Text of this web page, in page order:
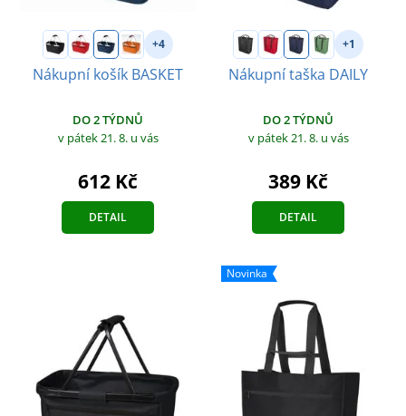
+4
Nákupní košík BASKET
DO 2 TÝDNŮ
v pátek 21. 8. u vás
612 Kč
DETAIL
+1
Nákupní taška DAILY
DO 2 TÝDNŮ
v pátek 21. 8. u vás
389 Kč
DETAIL
Novinka